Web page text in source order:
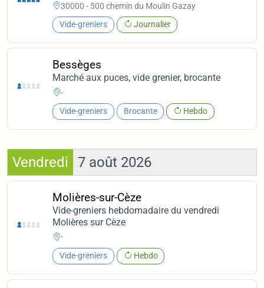
30000 - 500 chemin du Moulin Gazay
Vide-greniers Journalier
Bessèges
Marché aux puces, vide grenier, brocante
-
Vide-greniers Brocante Hebdo
Vendredi 7 août 2026
Molières-sur-Cèze
Vide-greniers hebdomadaire du vendredi
Molières sur Cèze
-
Vide-greniers Hebdo